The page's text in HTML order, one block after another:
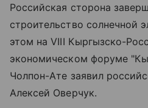
Российская сторона
строительство солнечной
этом на VIII Кыргызско-
экономическом форуме
Чолпон-Ате заявил
Алексей Оверчук.